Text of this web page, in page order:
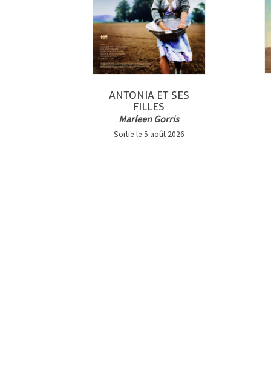
ANTONIA ET SES
FILLES
Marleen Gorris
Sortie le 5 août 2026